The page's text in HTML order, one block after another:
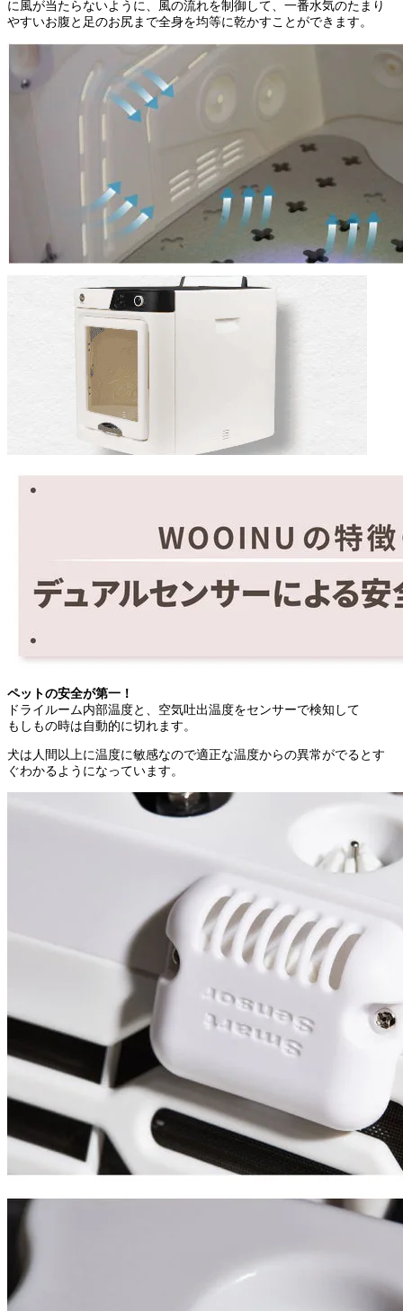
に風が当たらないように、風の流れを制御して、一番水気のたまり
やすいお腹と足のお尻まで全身を均等に乾かすことができます。
ペットの安全が第一！
ドライルーム内部温度と、空気吐出温度をセンサーで検知して
もしもの時は自動的に切れます。
犬は人間以上に温度に敏感なので適正な温度からの異常がでるとす
ぐわかるようになっています。